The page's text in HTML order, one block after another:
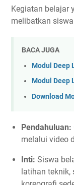
Kegiatan belajar
melibatkan
BACA JUGA
Modul Deep
Modul Deep
Download
Pendahuluan:
melalui video
Inti: Siswa
latihan teknik,